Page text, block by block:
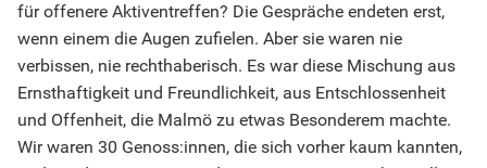
für offenere Aktiventreffen? Die Gespräche endeten erst,
wenn einem die Augen zufielen. Aber sie waren nie
verbissen, nie rechthaberisch. Es war diese Mischung aus
Ernsthaftigkeit und Freundlichkeit, aus Entschlossenheit
und Offenheit, die Malmö zu etwas Besonderem machte.
Wir waren 30 Genoss:innen, die sich vorher kaum kannten,